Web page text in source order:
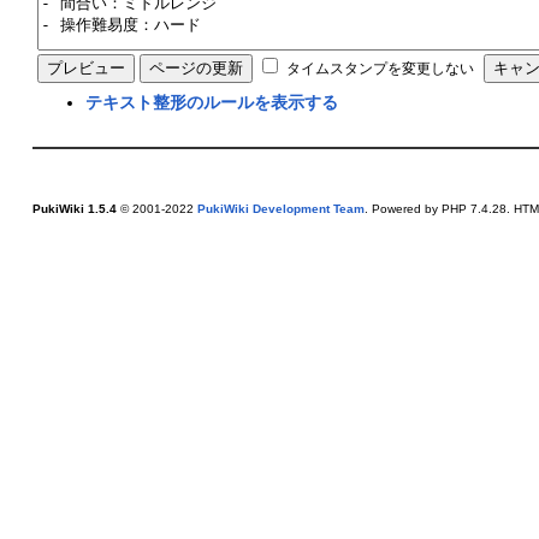
タイムスタンプを変更しない
テキスト整形のルールを表示する
PukiWiki 1.5.4© 2001-2022 PukiWiki Development Team. Powered by PHP 7.4.28.